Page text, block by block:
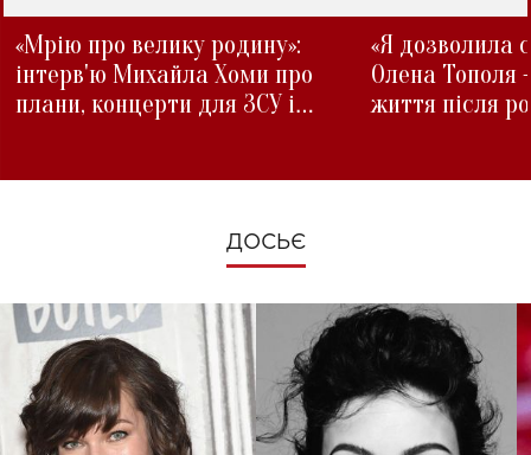
«Мрію про велику родину»:
інтерв'ю Михайла Хоми про
плани, концерти для ЗСУ і
«Я дозволила
Олена Тополя
життя після
ДОСЬЄ